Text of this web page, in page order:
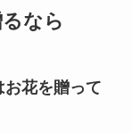
なら
花を贈って